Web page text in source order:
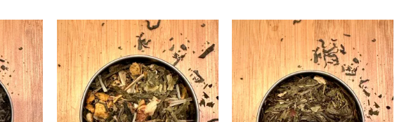
Add to
Wishlist
Add to
Wishlist
Add to
Wishlist